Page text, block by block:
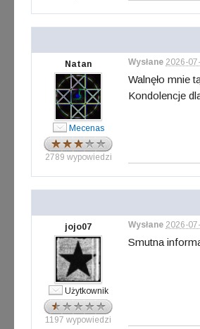
Natan
Mecenas
2789 wypowiedzi
Wysłane 2026-
Walnęło mnie
Kondolencje
jojo07
Użytkownik
1197 wypowiedzi
Wysłane 2026-
Smutna